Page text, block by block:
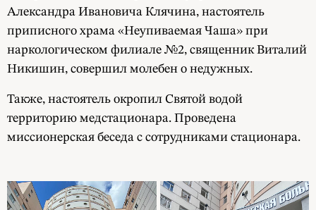
Александра Ивановича Клячина, настоятель
приписного храма «Неупиваемая Чаша» при
наркологическом филиале №2, священник Виталий
Никишин, совершил молебен о недужных.
Также, настоятель окропил Святой водой
территорию медстационара. Проведена
миссионерская беседа с сотрудниками стационара.